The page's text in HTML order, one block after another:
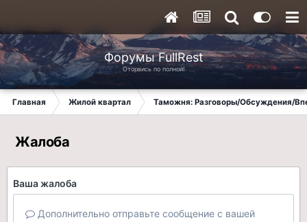
Форумы FullRest
Оторвись по полной!
Главная Жилой квартал Таможня: Разговоры/Обсуждения/
Жалоба
Ваша жалоба
Дополнительно отправьте сообщение с вашей